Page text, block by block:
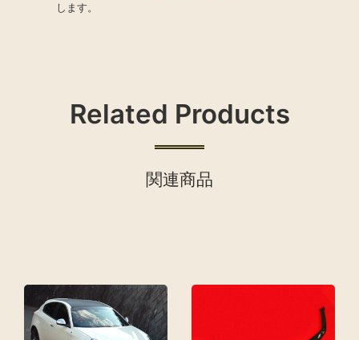
します。
Related Products
関連商品